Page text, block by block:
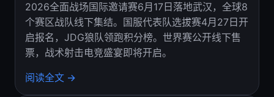
2026全面战场国际邀请赛6月17日落地武汉，全球8
个赛区战队线下集结。国服代表队选拔赛4月27日开
启报名，JDG狼队领跑积分榜。世界赛公开线下售
票，战术射击电竞盛宴即将开启。
阅读全文 →